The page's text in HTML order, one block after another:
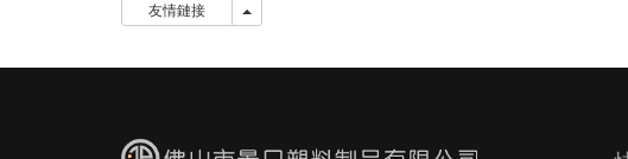
友情鏈接